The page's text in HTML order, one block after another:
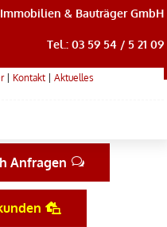
& Bauträger GmbH
Tel.: 03 59 54 / 5 21 09
| Kontakt| Aktuelles
Anfragen